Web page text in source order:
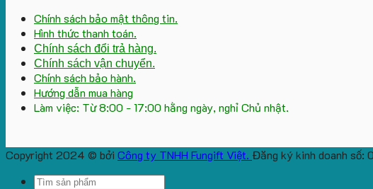
Chính sách bảo mật thông tin.
Hình thức thanh toán.
Chính sách đổi trả hàng.
Chính sách vận chuyển.
Chính sách bảo hành.
Hướng dẫn mua hàng
Làm việc: Từ 8:00 - 17:00 hằng ngày, nghỉ Chủ nhật.
Copyright 2024 © bởi Công ty TNHH Fungift Việt. Đăng ký kinh doanh số:
Search